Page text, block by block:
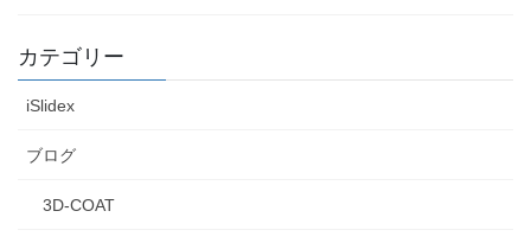
カテゴリー
iSlidex
ブログ
3D-COAT